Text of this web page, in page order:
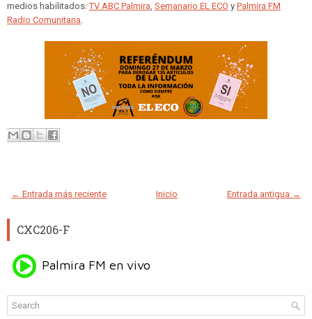
medios habilitados:TV ABC Palmira, Semanario EL ECO y Palmira FM
Radio Comunitaria.
← Entrada más reciente Entrada antigua →
Inicio
CXC206-F